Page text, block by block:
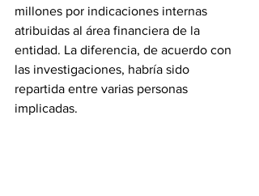
millones por indicaciones internas
atribuidas al área financiera de la
entidad. La diferencia, de acuerdo con
las investigaciones, habría sido
repartida entre varias personas
implicadas.